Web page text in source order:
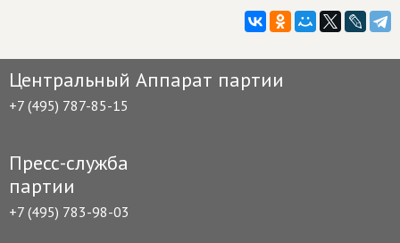
Центральный Аппарат партии
+7 (495) 787-85-15
Пресс-служба
партии
+7 (495) 783-98-03